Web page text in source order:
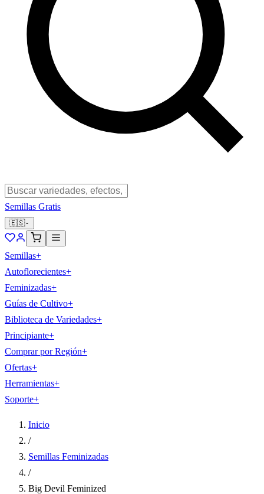
Semillas Gratis
🇪🇸
Semillas+
Autoflorecientes+
Feminizadas+
Guías de Cultivo+
Biblioteca de Variedades+
Principiante+
Comprar por Región+
Ofertas+
Herramientas+
Soporte+
Inicio
/
Semillas Feminizadas
/
Big Devil Feminized